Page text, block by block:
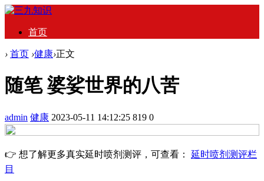
首页
› 首页 ›健康›正文
随笔 婆娑世界的八苦
admin 健康 2023-05-11 14:12:25 819 0
👉 想了解更多真实延时喷剂测评，可查看： 延时喷剂测评栏
目